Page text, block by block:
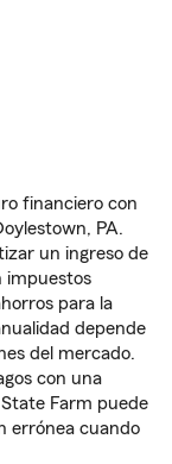
financiero con
PA.
un ingreso de
impuestos
para la
depende
del mercado.
con una
Farm puede
errónea cuando